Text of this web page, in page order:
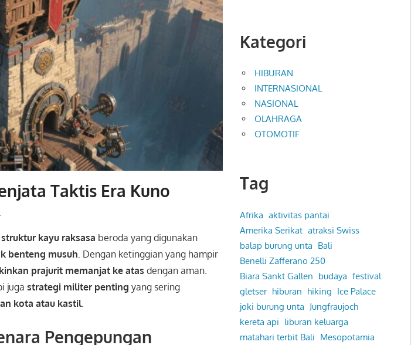
Taktis Era Kuno
struktur kayu raksasa beroda yang digunakan
benteng musuh . Dengan ketinggian yang hampir
prajurit memanjat ke atas dengan aman.
jugastrategi militer penting yang sering
kota atau kastil.
Pengepungan
Kategori
HIBURAN
INTERNASIONAL
NASIONAL
OLAHRAGA
OTOMOTIF
Tag
Afrika aktivitas pantai
Amerika Serikat atraksi Swiss
balap burung unta Bali
Benelli Zafferano 250
Biara Sankt Gallen budaya festival
gletser hiburan hiking Ice Palace
joki burung unta Jungfraujoch
kereta api liburan keluarga
matahari terbit Bali Mesopotamia